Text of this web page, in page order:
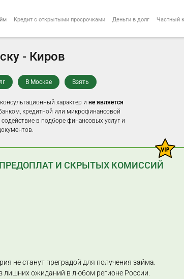
Кредит с открытыми просрочками Деньги в долг Частный
- Киров
В Москве Взять
характер и не является
кредитной или микрофинансовой
в подборе финансовых услуг и
ПРЕДОПЛАТ И СКРЫТЫХ КОМИССИЙ
не станут преградой для получения займа.
лишних ожиданий в любом регионе России.